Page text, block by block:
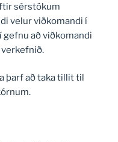
sérstökum
velur viðkomandi í
gefnu að viðkomandi
verkefnið.
þarf að taka tillit til